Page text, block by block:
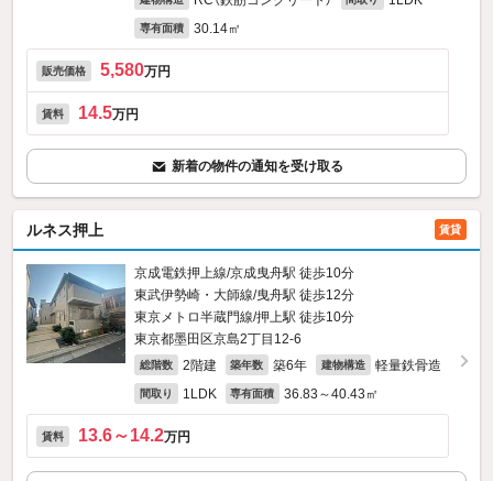
専有面積 30.14㎡
販売価格 5,580万円
賃料 14.5万円
新着の物件の通知を受け取る
ルネス押上 賃貸
京成電鉄押上線/京成曳舟駅 徒歩10分
東武伊勢崎・大師線/曳舟駅 徒歩12分
東京メトロ半蔵門線/押上駅 徒歩10分
東京都墨田区京島2丁目12-6
総階数 2階建 築年数 築6年 建物構造 軽量鉄骨造
間取り 1LDK 専有面積 36.83～40.43㎡
賃料 13.6～14.2万円